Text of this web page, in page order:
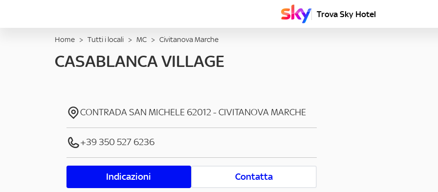
Trova Sky Hotel
Home > Tutti i locali > MC > Civitanova Marche
CASABLANCA VILLAGE
CONTRADA SAN MICHELE 62012-CIVITANOVA MARCHE
+39 350 527 6236
Indicazioni Contatta